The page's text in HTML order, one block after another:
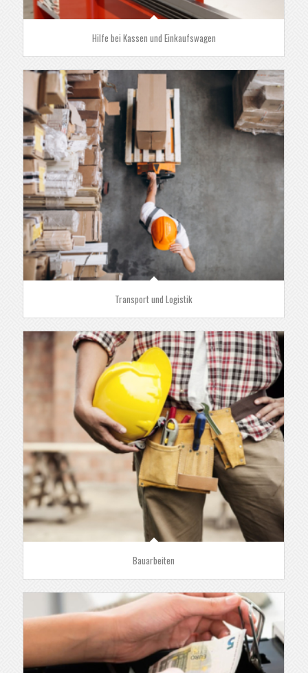
Hilfe bei Kassen und Einkaufswagen
Transport und Logistik
Bauarbeiten